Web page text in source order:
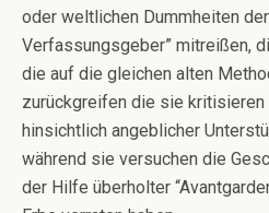
oder weltlichen Dummheiten
Verfassungsgeber” mitreißen,
die auf die gleichen alten
zurückgreifen die sie kritisieren
hinsichtlich angeblicher
während sie versuchen die
der Hilfe überholter